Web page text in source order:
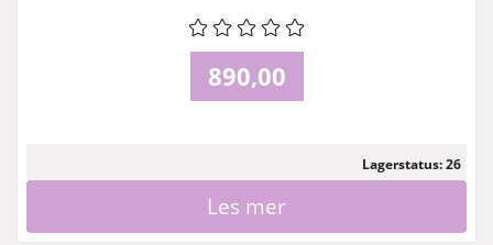
890,00
Lagerstatus: 26
Les mer